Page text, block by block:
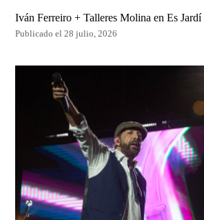
Iván Ferreiro + Talleres Molina en Es Jardí
Publicado el 28 julio, 2026